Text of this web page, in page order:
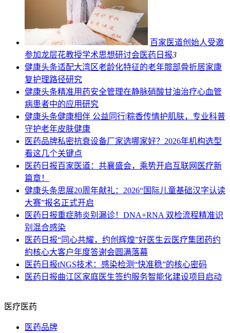
百家医道创始人受邀
参加龙层花教授学术思想研讨会医药日报3
健康头条适配大湾区老龄化特征的老年髋部骨折居家康
复护理路径研究
健康头条精准用药安全管理在静脉硝酸甘油治疗心血管
病患者中的应用研究
健康头条健康相伴 公益同行|粽香传情护肌肤，专业科普
守护老年皮肤健康
医药品牌私密抗衰设备厂家选哪家好？2026年机构选型
看这几个关键点
医药日报百家医道：共襄盛会，乘势开启互联网医疗新
篇章！
健康头条思展20周年献礼：2026“国际儿童基础汉字认读
大赛”报名正式开启
医药日报重症肺炎别漏诊！DNA+RNA 双检流程精准识
别混合感染
医药日报“同心共耀，约创辉煌”好医生云医疗集团药约
約核心大客户年度答谢会圆满落幕
医药日报tNGS技术：感染检测“快准稳”的核心密码
医药日报曲江区家庭医生签约服务智能化建设项目启动
医疗医药
医药品牌